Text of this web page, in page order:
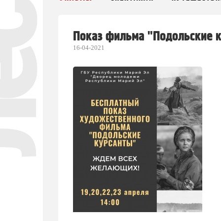
Показ фильма "Подольские
16-04-2021